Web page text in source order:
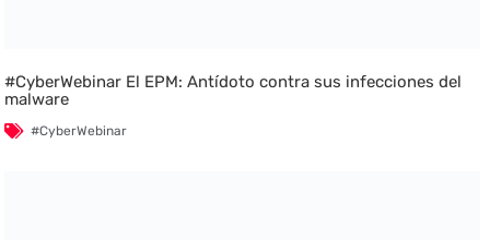
#CyberWebinar El EPM: Antídoto contra sus infecciones del
malware
#CyberWebinar